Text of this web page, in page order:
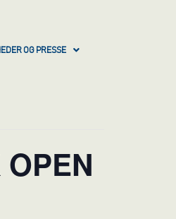
OG PRESSE